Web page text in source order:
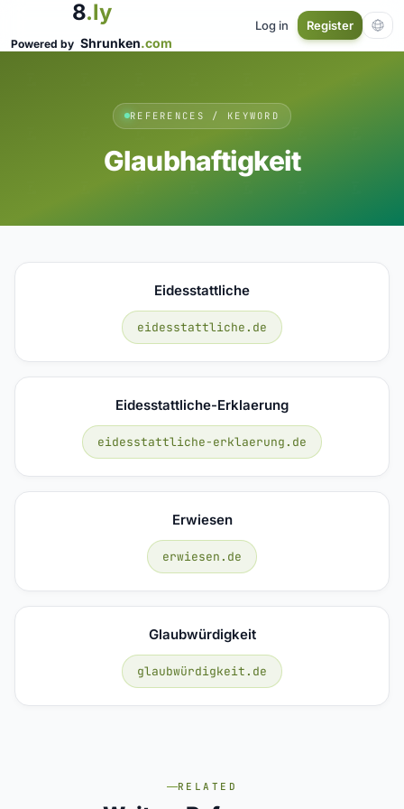
8.ly
Powered by Shrunken.com
Log in Register
REFERENCES / KEYWORD
Glaubhaftigkeit
Eidesstattliche
eidesstattliche.de
Eidesstattliche-Erklaerung
eidesstattliche-erklaerung.de
Erwiesen
erwiesen.de
Glaubwürdigkeit
glaubwürdigkeit.de
RELATED